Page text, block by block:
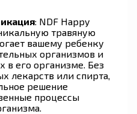
: NDF Happy
травяную
вашему ребенку
организмов и
в его организме. Без
лекарств или спирта,
решение
процессы